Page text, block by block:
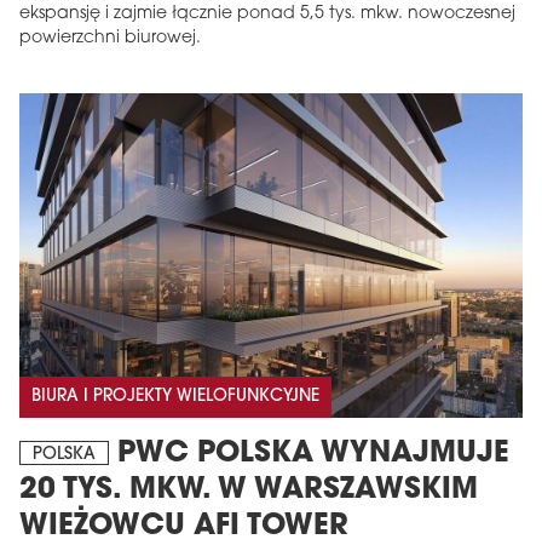
ekspansję i zajmie łącznie ponad 5,5 tys. mkw. nowoczesnej
powierzchni biurowej.
BIURA I PROJEKTY WIELOFUNKCYJNE
POLSKA
PWC POLSKA WYNAJMUJE
20 TYS. MKW. W WARSZAWSKIM
WIEŻOWCU AFI TOWER